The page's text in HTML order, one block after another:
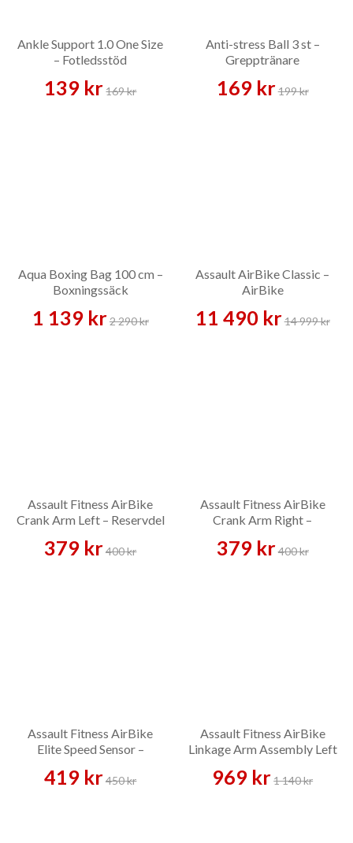
Ankle Support 1.0 One Size
– Fotledsstöd
139 kr 169 kr
Anti-stress Ball 3 st –
Grepptränare
169 kr199 kr
Aqua Boxing Bag 100 cm –
Boxningssäck
1 139 kr2 290 kr
Assault AirBike Classic –
AirBike
11 490 kr14 999 kr
Assault Fitness AirBike
Crank Arm Left – Reservdel
379 kr 400 kr
Assault Fitness AirBike
Crank Arm Right –
379 kr400 kr
Assault Fitness AirBike
Elite Speed Sensor –
419 kr 450 kr
Assault Fitness AirBike
Linkage Arm Assembly Left
969 kr1 140 kr